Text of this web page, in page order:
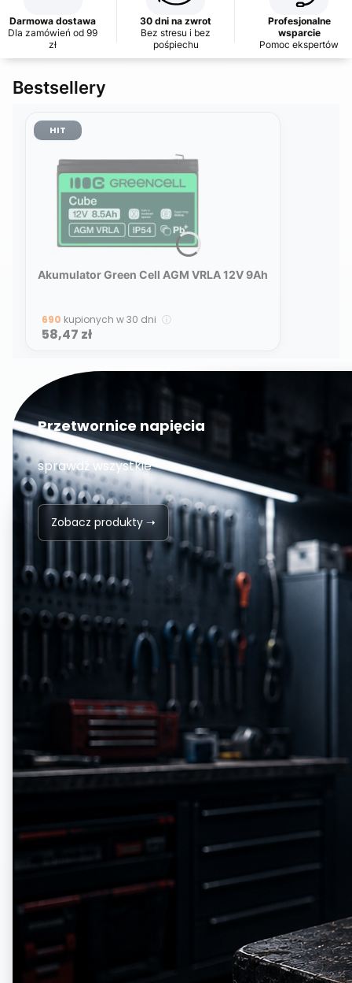
Darmowa dostawa
Dla zamówień od 99
zł
30 dni na zwrot
Bez stresu i bez
pośpiechu
Profesjonalne
wsparcie
Pomoc ekspertów
Bestsellery
HIT
Akumulator Green Cell AGM VRLA 12V 9Ah
690 kupionych w 30 dni ⓘ
Cena
58,47 zł
Przetwornice napięcia
sprawdź wszystkie
Zobacz produkty ➝